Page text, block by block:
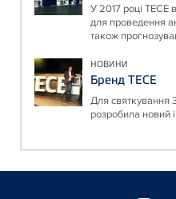
У 2017 році ТЕСЕ
для проведення
також
НОВИНИ
Бренд ТЕСЕ
Для святкування
розробила новий